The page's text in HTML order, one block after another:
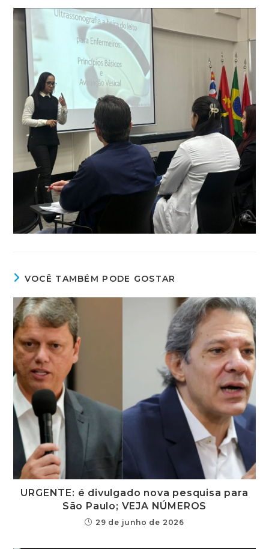
VOCÊ TAMBÉM PODE GOSTAR
URGENTE: é divulgado nova pesquisa para
São Paulo; VEJA NÚMEROS
29 de junho de 2026